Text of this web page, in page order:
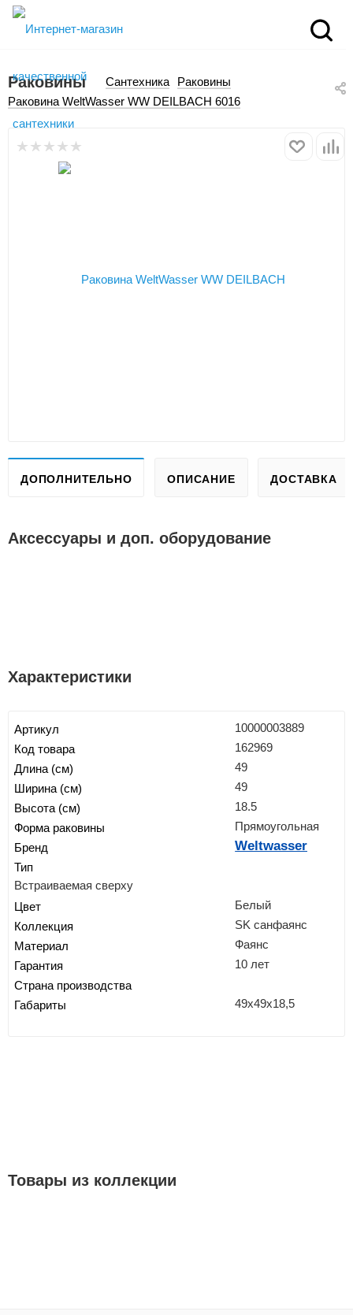
Раковины Сантехника
Раковины
Раковина WeltWasser WW DEILBACH 6016
ДОПОЛНИТЕЛЬНО ОПИСАНИЕ ДОСТАВКА
Аксессуары и доп. оборудование
Характеристики
Артикул 10000003889
Код товара 162969
Длина (см) 49
Ширина (см) 49
Высота (см) 18.5
Форма раковины Прямоугольная
Бренд Weltwasser
Тип
Встраиваемая сверху
Цвет Белый
Коллекция SK санфаянс
Материал Фаянс
Гарантия 10 лет
Страна производства
Габариты
49x49x18,5
Товары из коллекции